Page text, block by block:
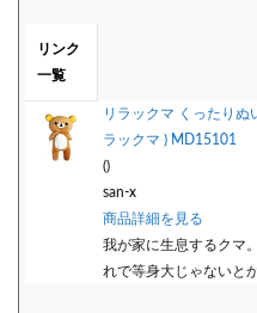
リンク
一覧
リラックマ くったりぬ
ラックマ ) MD15101
()
san-x
商品詳細を見る
我が家に生息するクマ
れで等身大じゃないとか